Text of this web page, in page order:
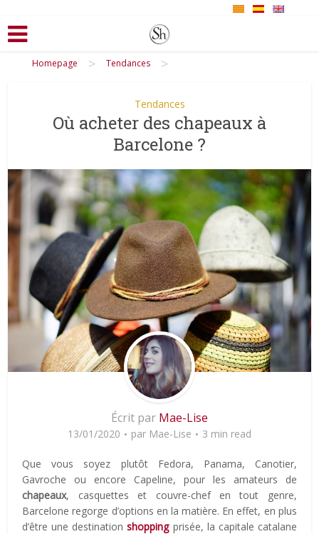
Homepage > Tendances >
Tendances
Où acheter des chapeaux à
Barcelone ?
Écrit par Mae-Lise
13/01/2020 par Mae-Lise 3 min read
Que vous soyez plutôt Fedora, Panama, Canotier,
Gavroche ou encore Capeline, pour les amateurs de
chapeaux, casquettes et couvre-chef en tout genre,
Barcelone regorge d’options en la matière. En effet, en plus
d’être une destinationshoppingprisée, la capitale catalane